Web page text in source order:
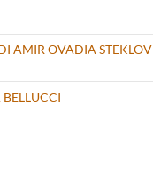
AMIR OVADIA STEKLOV